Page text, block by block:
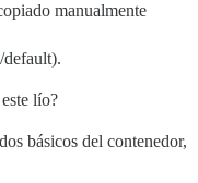
manualmente
default).
lío?
básicos del contenedor,